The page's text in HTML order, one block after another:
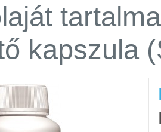
kapszula